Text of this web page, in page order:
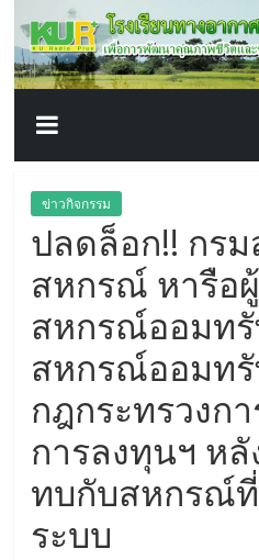
content
โรงเรียน
ทาง
อากาศ​
เพื่อ
พัฒนา
คุณภาพ
ชีวิต
ข่าวกิจกรรม
ปลดล็อก!! กรม
สหกรณ์ หารือ
สหกรณ์ออมท
สหกรณ์ออมทรั
กฎกระทรวงก
การลงทุนฯ หลั
ทบกับสหกรณ์
ระบบ